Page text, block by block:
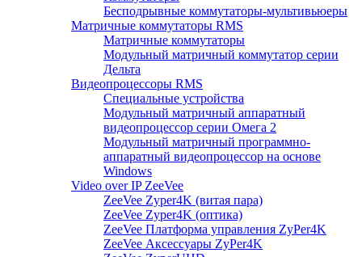
Бесподрывные коммутаторы-мультивьюеры
Матричные коммутаторы RMS
Матричные коммутаторы
Модульный матричный коммутатор серии
Дельта
Видеопроцессоры RMS
Специальные устройства
Модульный матричный аппаратный
видеопроцессор серии Омега 2
Модульный матричный программно-
аппаратный видеопроцессор на основе
Windows
Video over IP ZeeVee
ZeeVee Zyper4K (витая пара)
ZeeVee Zyper4K (оптика)
ZeeVee Платформа управления ZyPer4K
ZeeVee Аксессуары ZyPer4K